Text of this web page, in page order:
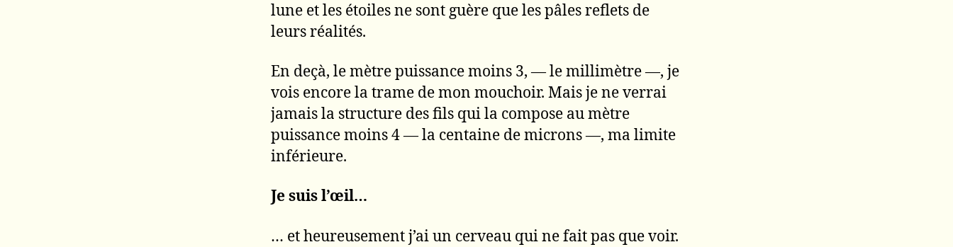
lune et les étoiles ne sont guère que les pâles reflets de
leurs réalités.
En deçà, le mètre puissance moins 3, — le millimètre —, je
vois encore la trame de mon mouchoir. Mais je ne verrai
jamais la structure des fils qui la compose au mètre
puissance moins 4 — la centaine de microns —, ma limite
inférieure.
Je suis l’œil…
… et heureusement j’ai un cerveau qui ne fait pas que voir.